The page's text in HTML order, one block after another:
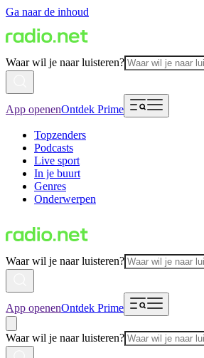
Ga naar de inhoud
Waar wil je naar luisteren?
App openenOntdek Prime
Topzenders
Podcasts
Live sport
In je buurt
Genres
Onderwerpen
Waar wil je naar luisteren?
App openenOntdek Prime
Waar wil je naar luisteren?